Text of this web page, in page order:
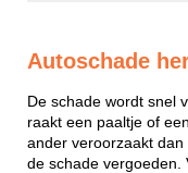
Autoschade
De schade wordt snel
raakt een paaltje of
ander veroorzaakt
de schade vergoeden.